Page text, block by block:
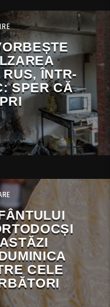
ÎNTR-
SPER CĂ
CELE